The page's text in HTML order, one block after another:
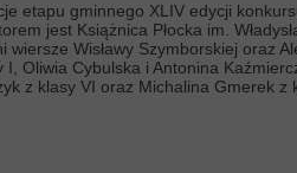
etapu gminnego XLIV edycji
jest Książnica Płocka im.
Wisławy Szymborskiej oraz
Oliwia Cybulska i Antonina
z klasy VI oraz Michalina Gmerek